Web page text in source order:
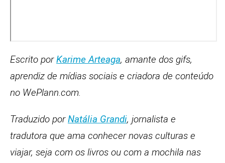
Escrito porKarime Arteaga, amante dos gifs,
aprendiz de mídias sociais e criadora de conteúdo
no WePlann.com.
Traduzido porNatália Grandi, jornalista e
tradutora que ama conhecer novas culturas e
viajar, seja com os livros ou com a mochila nas